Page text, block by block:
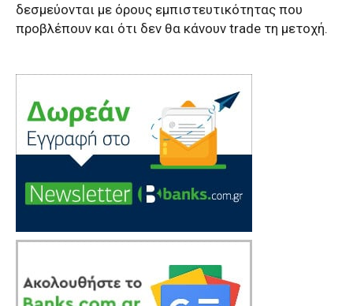
δεσμεύονται με όρους εμπιστευτικότητας που
προβλέπουν και ότι δεν θα κάνουν trade τη μετοχή.